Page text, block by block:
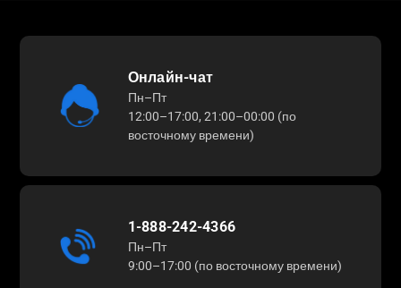
Онлайн-чат
Пн–Пт
12:00–17:00, 21:00–00:00 (по
восточному времени)
1-888-242-4366
Пн–Пт
9:00–17:00 (по восточному времени)